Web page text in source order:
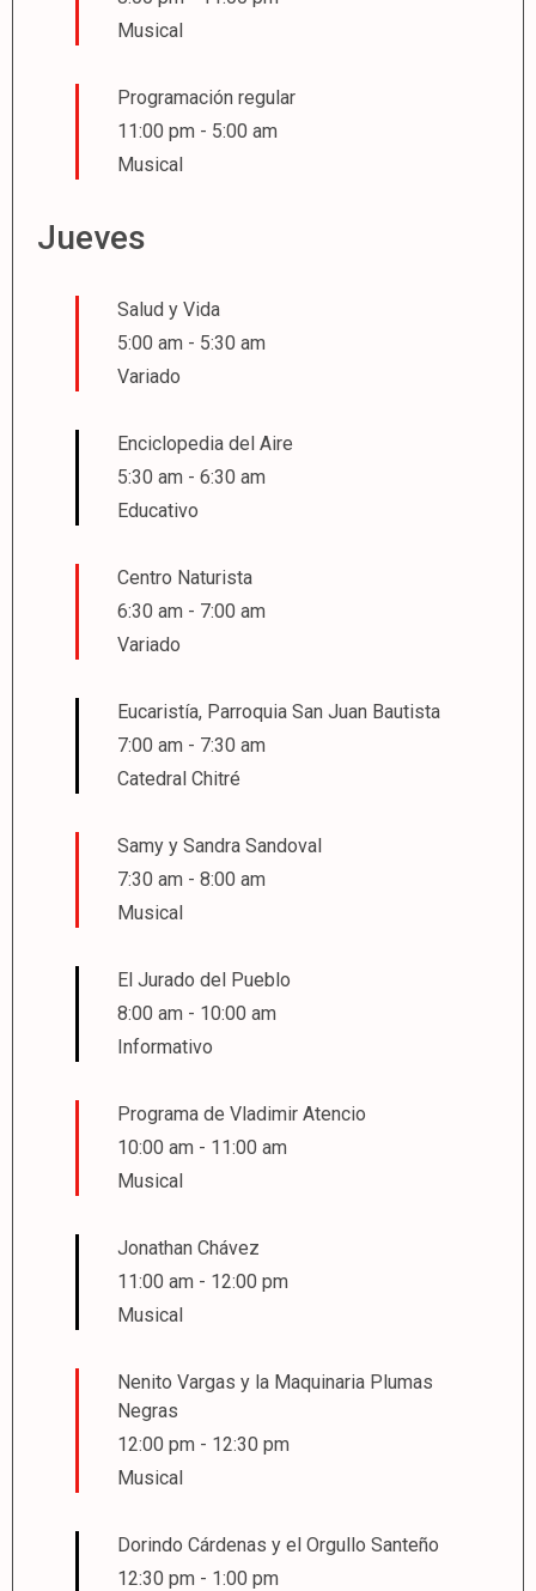
Musical
Programación regular
11:00 pm - 5:00 am
Musical
Jueves
Salud y Vida
5:00 am - 5:30 am
Variado
Enciclopedia del Aire
5:30 am - 6:30 am
Educativo
Centro Naturista
6:30 am - 7:00 am
Variado
Eucaristía, Parroquia San Juan Bautista
7:00 am - 7:30 am
Catedral Chitré
Samy y Sandra Sandoval
7:30 am - 8:00 am
Musical
El Jurado del Pueblo
8:00 am - 10:00 am
Informativo
Programa de Vladimir Atencio
10:00 am - 11:00 am
Musical
Jonathan Chávez
11:00 am - 12:00 pm
Musical
Nenito Vargas y la Maquinaria Plumas
Negras
12:00 pm - 12:30 pm
Musical
Dorindo Cárdenas y el Orgullo Santeño
12:30 pm - 1:00 pm